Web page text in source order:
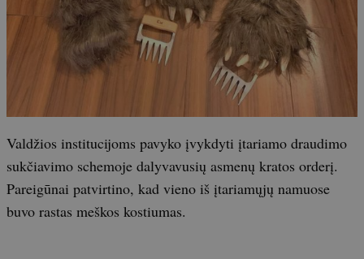
Valdžios institucijoms pavyko įvykdyti įtariamo draudimo
sukčiavimo schemoje dalyvavusių asmenų kratos orderį.
Pareigūnai patvirtino, kad vieno iš įtariamųjų namuose
buvo rastas meškos kostiumas.